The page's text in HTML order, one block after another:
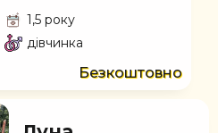
1,5 року
дівчинка
Безкоштовно